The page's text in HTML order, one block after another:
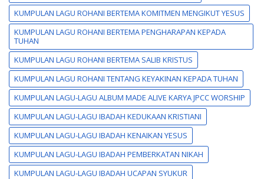
KUMPULAN LAGU ROHANI BERTEMA KOMITMEN MENGIKUT YESUS
KUMPULAN LAGU ROHANI BERTEMA PENGHARAPAN KEPADA
TUHAN
KUMPULAN LAGU ROHANI BERTEMA SALIB KRISTUS
KUMPULAN LAGU ROHANI TENTANG KEYAKINAN KEPADA TUHAN
KUMPULAN LAGU-LAGU ALBUM MADE ALIVE KARYA JPCC WORSHIP
KUMPULAN LAGU-LAGU IBADAH KEDUKAAN KRISTIANI
KUMPULAN LAGU-LAGU IBADAH KENAIKAN YESUS
KUMPULAN LAGU-LAGU IBADAH PEMBERKATAN NIKAH
KUMPULAN LAGU-LAGU IBADAH UCAPAN SYUKUR